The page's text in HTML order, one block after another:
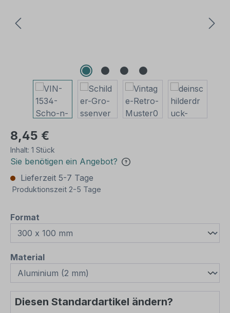
8,45 €
Inhalt: 1 Stück
Sie benötigen ein Angebot?
Lieferzeit 5-7 Tage
Produktionszeit 2-5 Tage
Format
Materialauswählen
Diesen Standardartikel ändern?